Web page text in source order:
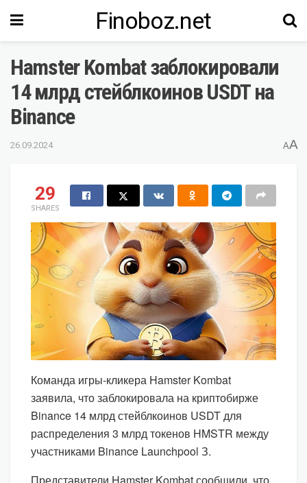
Finoboz.net
Hamster Kombat заблокировали
14 млрд стейблкоинов USDT на
Binance
26.09.2024 AA
29
SHARES
Команда игры-кликера Hamster Kombat
заявила, что заблокировала на криптобирже
Binance 14 млрд стейблкоинов USDT для
распределения 3 млрд токенов HMSTR между
участниками Binance Launchpool З.
Представители Hamster Kombat сообщили, что